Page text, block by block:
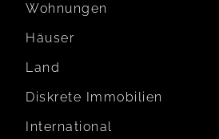
Wohnungen
Häuser
Land
Diskrete Immobilien
International